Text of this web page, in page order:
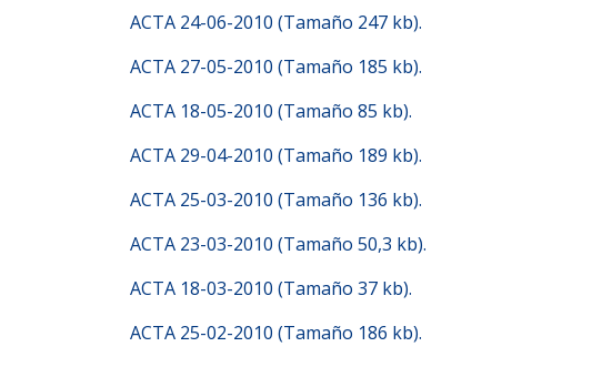
ACTA 24-06-2010 (Tamaño 247 kb).
ACTA 27-05-2010 (Tamaño 185 kb).
ACTA 18-05-2010 (Tamaño 85 kb).
ACTA 29-04-2010 (Tamaño 189 kb).
ACTA 25-03-2010 (Tamaño 136 kb).
ACTA 23-03-2010 (Tamaño 50,3 kb).
ACTA 18-03-2010 (Tamaño 37 kb).
ACTA 25-02-2010 (Tamaño 186 kb).